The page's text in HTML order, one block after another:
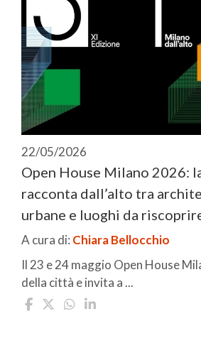
22/05/2026
Open House Milano 2026:
racconta dall’alto tra
urbane e luoghi da
A cura di: Chiara Bellocchio
Il 23 e 24 maggio Open House
della città e invita a ...